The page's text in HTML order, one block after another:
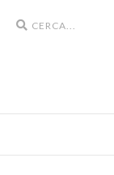
Search